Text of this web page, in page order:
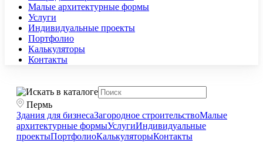
Малые архитектурные формы
Услуги
Индивидуальные проекты
Портфолио
Калькуляторы
Контакты
Пермь
Здания для бизнесаЗагородное строительствоМалые
архитектурные формыУслугиИндивидуальные
проектыПортфолиоКалькуляторыКонтакты